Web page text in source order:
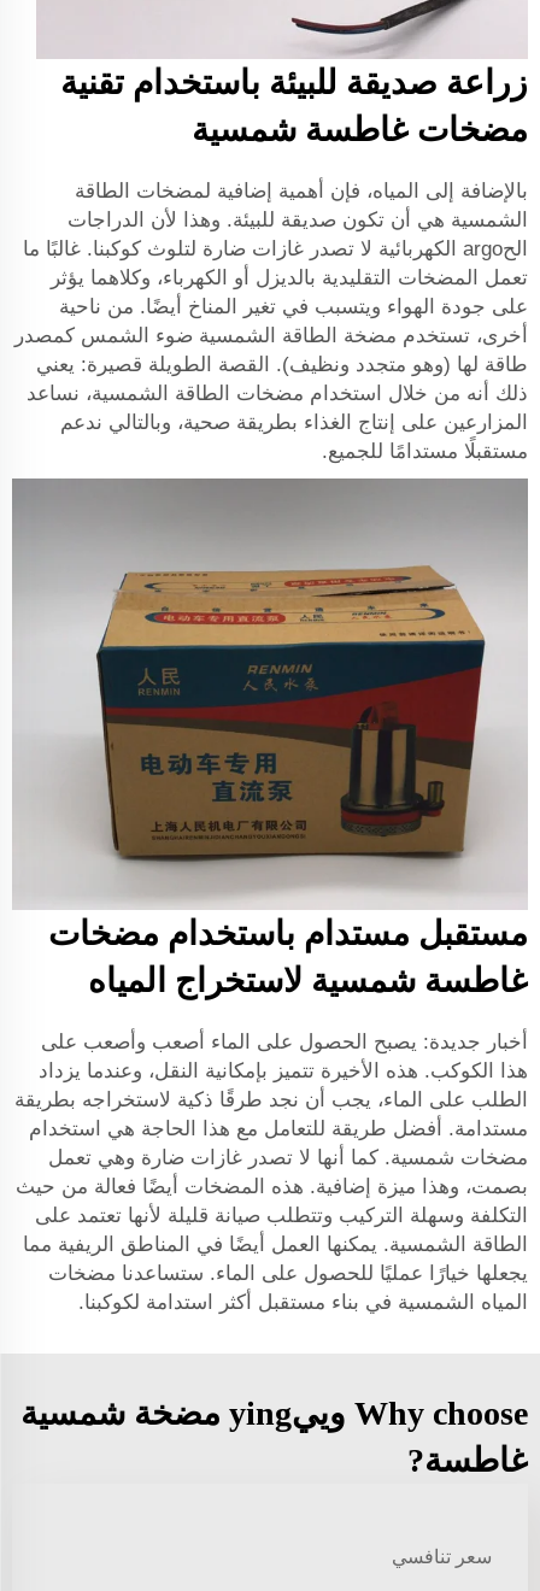
زراعة صديقة للبيئة باستخدام تقنية
مضخات غاطسة شمسية
بالإضافة إلى المياه، فإن أهمية إضافية لمضخات الطاقة
الشمسية هي أن تكون صديقة للبيئة. وهذا لأن الدراجات
الحargo الكهربائية لا تصدر غازات ضارة لتلوث كوكبنا. غالبًا ما
تعمل المضخات التقليدية بالديزل أو الكهرباء، وكلاهما يؤثر
على جودة الهواء ويتسبب في تغير المناخ أيضًا. من ناحية
أخرى، تستخدم مضخة الطاقة الشمسية ضوء الشمس كمصدر
طاقة لها (وهو متجدد ونظيف). القصة الطويلة قصيرة: يعني
ذلك أنه من خلال استخدام مضخات الطاقة الشمسية، نساعد
المزارعين على إنتاج الغذاء بطريقة صحية، وبالتالي ندعم
مستقبلًا مستدامًا للجميع.
مستقبل مستدام باستخدام مضخات
غاطسة شمسية لاستخراج المياه
أخبار جديدة: يصبح الحصول على الماء أصعب وأصعب على
هذا الكوكب. هذه الأخيرة تتميز بإمكانية النقل، وعندما يزداد
الطلب على الماء، يجب أن نجد طرقًا ذكية لاستخراجه بطريقة
مستدامة. أفضل طريقة للتعامل مع هذا الحاجة هي استخدام
مضخات شمسية. كما أنها لا تصدر غازات ضارة وهي تعمل
بصمت، وهذا ميزة إضافية. هذه المضخات أيضًا فعالة من حيث
التكلفة وسهلة التركيب وتتطلب صيانة قليلة لأنها تعتمد على
الطاقة الشمسية. يمكنها العمل أيضًا في المناطق الريفية مما
يجعلها خيارًا عمليًا للحصول على الماء. ستساعدنا مضخات
المياه الشمسية في بناء مستقبل أكثر استدامة لكوكبنا.
Why choose وييying مضخة شمسية
غاطسة?
سعر تنافسي